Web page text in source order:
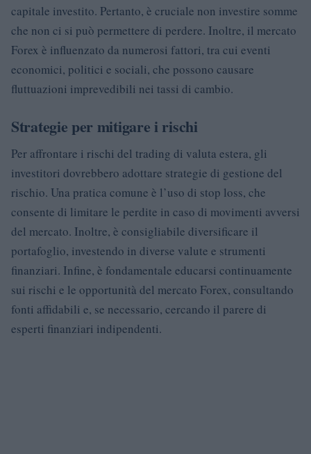
capitale investito. Pertanto, è cruciale non investire somme
che non ci si può permettere di perdere. Inoltre, il mercato
Forex è influenzato da numerosi fattori, tra cui eventi
economici, politici e sociali, che possono causare
fluttuazioni imprevedibili nei tassi di cambio.
Strategie per mitigare i rischi
Per affrontare i rischi del trading di valuta estera, gli
investitori dovrebbero adottare strategie di gestione del
rischio. Una pratica comune è l’uso di stop loss, che
consente di limitare le perdite in caso di movimenti avversi
del mercato. Inoltre, è consigliabile diversificare il
portafoglio, investendo in diverse valute e strumenti
finanziari. Infine, è fondamentale educarsi continuamente
sui rischi e le opportunità del mercato Forex, consultando
fonti affidabili e, se necessario, cercando il parere di
esperti finanziari indipendenti.